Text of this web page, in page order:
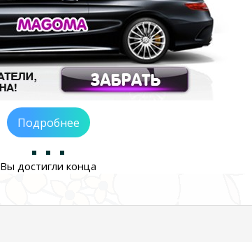
Подробнее
Вы достигли конца